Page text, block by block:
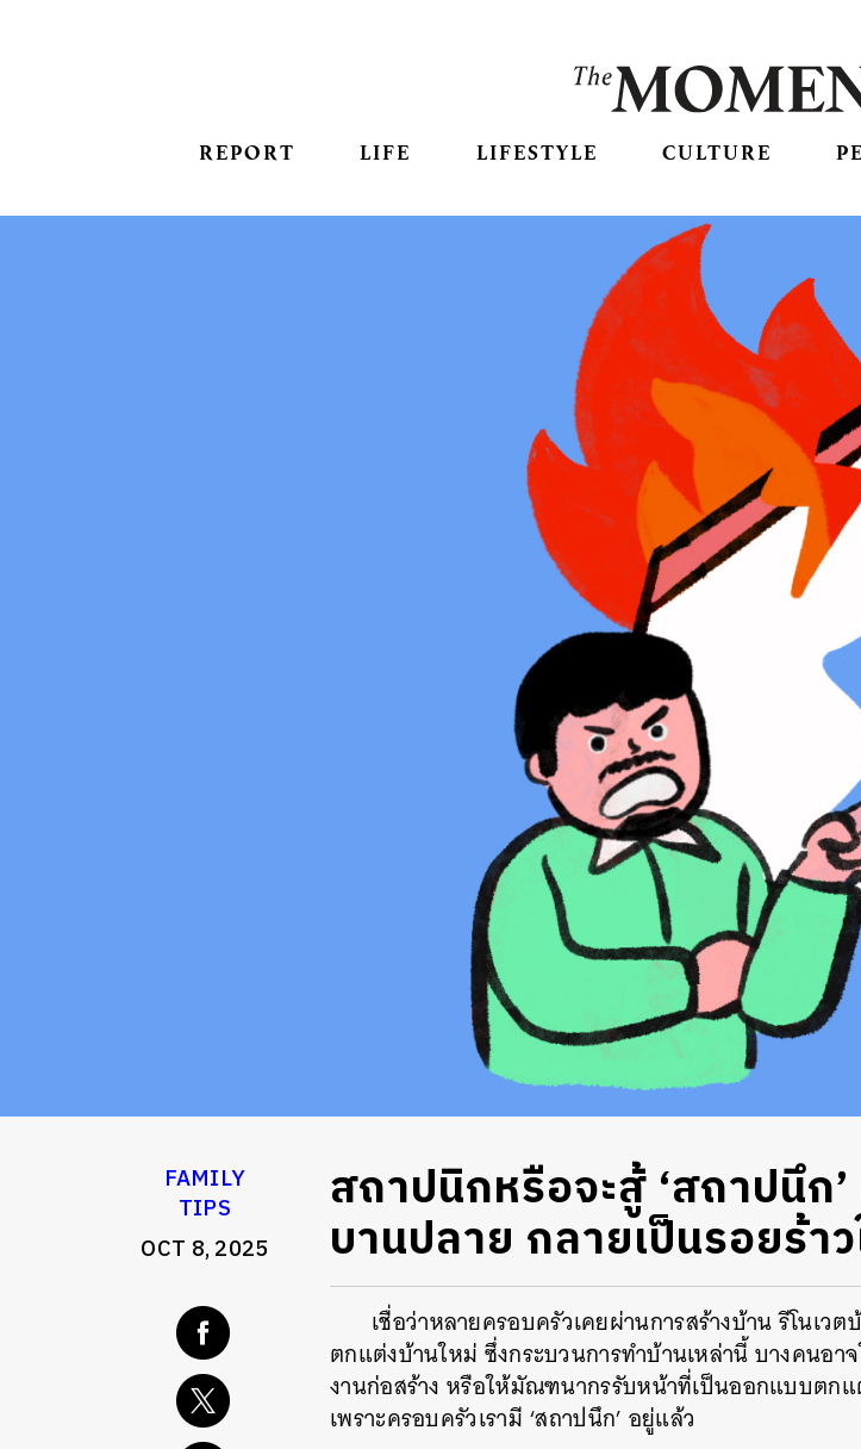
REPORT LIFE LIFESTYLE CULTURE
FAMILY
TIPS
OCT 8, 2025
สถาปนิกหรือจะสู้ ‘สถาปนึก
บานปลาย กลายเป็นรอยร้า
เชื่อว่าหลายครอบครัวเคยผ่านการสร้างบ้าน รีโนเว
ตกแต่งบ้านใหม่ ซึ่งกระบวนการทำบ้านเหล่านี้ บางคนอ
งานก่อสร้าง หรือให้มัณฑนากรรับหน้าที่เป็นออกแบบตก
เพราะครอบครัวเรามี ‘สถาปนึก’ อยู่แล้ว